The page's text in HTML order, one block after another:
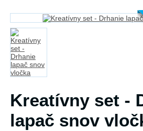
Kreatívny set -
lapač snov